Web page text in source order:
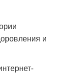
и